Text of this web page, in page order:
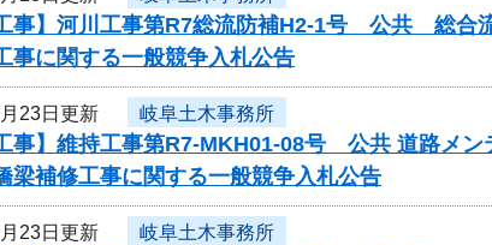
事】河川工事第R7総流防補H2-1号 公共 総合
事に関する一般競争入札公告
23日更新 岐阜土木事務所
事】維持工事第R7-MKH01-08号 公共 道路メ
補修工事に関する一般競争入札公告
23日更新 岐阜土木事務所